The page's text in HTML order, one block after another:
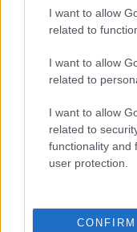
I want to allow
related to
I want to allow
related to
I want to allow
related to
functionality and
user protection.
CONFIRM
Ilaria Mauri · 6 Ago 2026